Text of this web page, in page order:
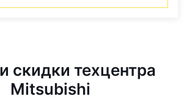
скидки техцентра
Mitsubishi